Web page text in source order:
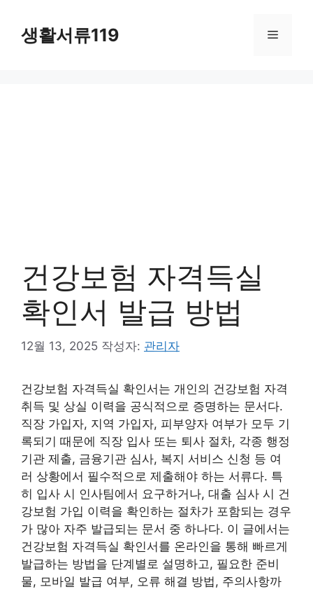
생활서류119 메
건강보험 자격득실
확인서 발급 방법
12월 13, 2025 작성자: 관리자
건강보험 자격득실 확인서는 개인의 건강보험 자격
취득 및 상실 이력을 공식적으로 증명하는 문서다.
직장 가입자, 지역 가입자, 피부양자 여부가 모두 기
록되기 때문에 직장 입사 또는 퇴사 절차, 각종 행정
기관 제출, 금융기관 심사, 복지 서비스 신청 등 여
러 상황에서 필수적으로 제출해야 하는 서류다. 특
히 입사 시 인사팀에서 요구하거나, 대출 심사 시 건
강보험 가입 이력을 확인하는 절차가 포함되는 경우
가 많아 자주 발급되는 문서 중 하나다. 이 글에서는
건강보험 자격득실 확인서를 온라인을 통해 빠르게
발급하는 방법을 단계별로 설명하고, 필요한 준비
물, 모바일 발급 여부, 오류 해결 방법, 주의사항까